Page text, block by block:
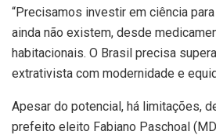
“Precisamos investir em ciência
ainda não existem, desde
habitacionais. O Brasil precisa
extrativista com modernidade e
Apesar do potencial, há limitações,
prefeito eleito Fabiano Paschoal